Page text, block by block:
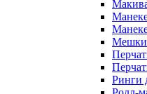
Мешки
Ринги